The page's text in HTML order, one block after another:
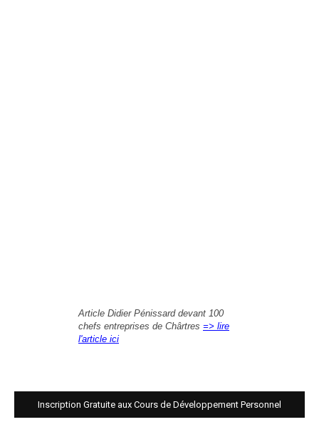
Article Didier Pénissard devant 100
chefs entreprises de Chârtres => lire
l'article ici
Inscription Gratuite aux Cours de Développement Personnel